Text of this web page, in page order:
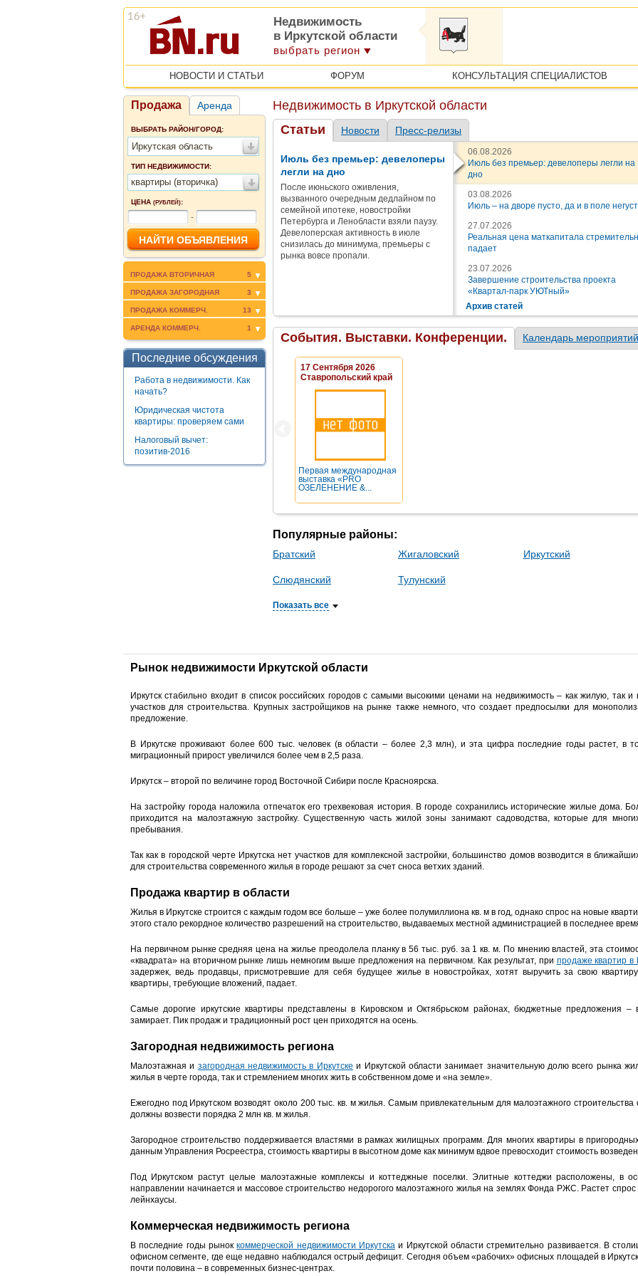
Недвижимость
в Иркутской области
выбрать регион
НОВОСТИ И СТАТЬИ ФОРУМ КОНСУЛЬТАЦИЯ СПЕЦИАЛИСТОВ
Продажа Аренда
ВЫБРАТЬ РАЙОН/ГОРОД:
Иркутская область
ТИП НЕДВИЖИМОСТИ:
квартиры (вторичка)
ЦЕНА (РУБЛЕЙ):
-
ПРОДАЖА ВТОРИЧНАЯ 5
ПРОДАЖА ЗАГОРОДНАЯ 3
ПРОДАЖА КОММЕРЧ. 13
АРЕНДА КОММЕРЧ. 1
Последние обсуждения
Работа в недвижимости. Как
начать?
Юридическая чистота
квартиры: проверяем сами
Налоговый вычет:
позитив-2016
Недвижимость в Иркутской области
Статьи
Новости Пресс-релизы
Июль без премьер: девелоперы
легли на дно
После июньского оживления,
вызванного очередным дедлайном по
семейной ипотеке, новостройки
Петербурга и Ленобласти взяли паузу.
Девелоперская активность в июле
снизилась до минимума, премьеры с
рынка вовсе пропали.
06.08.2026
Июль без премьер: девелоперы легли на
дно
03.08.2026
Июль – на дворе пусто, да и в поле
27.07.2026
Реальная цена маткапитала
падает
23.07.2026
Завершение строительства проекта
«Квартал-парк УЮТный»
Архив статей
События. Выставки. Конференции. Календарь мероприятий
17 Сентября 2026
Ставропольский край
Первая международная
выставка «PRO
ОЗЕЛЕНЕНИЕ &...
Популярные районы:
Братский Жигаловский Иркутский
Слюдянский Тулунский
Показать все
Рынок недвижимости Иркутской области
Иркутск стабильно входит в список российских городов с самыми высокими ценами на недвижимость – как жилую, так
участков для строительства. Крупных застройщиков на рынке также немного, что создает предпосылки для
предложение.
В Иркутске проживают более 600 тыс. человек (в области – более 2,3 млн), и эта цифра последние годы растет, в
миграционный прирост увеличился более чем в 2,5 раза.
Иркутск – второй по величине город Восточной Сибири после Красноярска.
На застройку города наложила отпечаток его трехвековая история. В городе сохранились исторические жилые дома.
приходится на малоэтажную застройку. Существенную часть жилой зоны занимают садоводства, которые для
пребывания.
Так как в городской черте Иркутска нет участков для комплексной застройки, большинство домов возводится в
для строительства современного жилья в городе решают за счет сноса ветхих зданий.
Продажа квартир в области
Жилья в Иркутске строится с каждым годом все больше – уже более полумиллиона кв. м в год, однако спрос на новые
этого стало рекордное количество разрешений на строительство, выдаваемых местной администрацией в последнее
На первичном рынке средняя цена на жилье преодолела планку в 56 тыс. руб. за 1 кв. м. По мнению властей, эта
«квадрата» на вторичном рынке лишь немногим выше предложения на первичном. Как результат, при продаже квартир в
задержек, ведь продавцы, присмотревшие для себя будущее жилье в новостройках, хотят выручить за свою
квартиры, требующие вложений, падает.
Самые дорогие иркутские квартиры представлены в Кировском и Октябрьском районах, бюджетные предложения –
замирает. Пик продаж и традиционный рост цен приходятся на осень.
Загородная недвижимость региона
Малоэтажная и загородная недвижимость в Иркутске и Иркутской области занимает значительную долю всего рынка
жилья в черте города, так и стремлением многих жить в собственном доме и «на земле».
Ежегодно под Иркутском возводят около 200 тыс. кв. м жилья. Самым привлекательным для малоэтажного строительства
должны возвести порядка 2 млн кв. м жилья.
Загородное строительство поддерживается властями в рамках жилищных программ. Для многих квартиры в
данным Управления Росреестра, стоимость квартиры в высотном доме как минимум вдвое превосходит стоимость
Под Иркутском растут целые малоэтажные комплексы и коттеджные поселки. Элитные коттеджи расположены, в
направлении начинается и массовое строительство недорогого малоэтажного жилья на землях Фонда РЖС. Растет спрос
лейнхаусы.
Коммерческая недвижимость региона
В последние годы рыноккоммерческой недвижимости Иркутска и Иркутской области стремительно развивается. В
офисном сегменте, где еще недавно наблюдался острый дефицит. Сегодня объем «рабочих» офисных площадей в
почти половина – в современных бизнес-центрах.